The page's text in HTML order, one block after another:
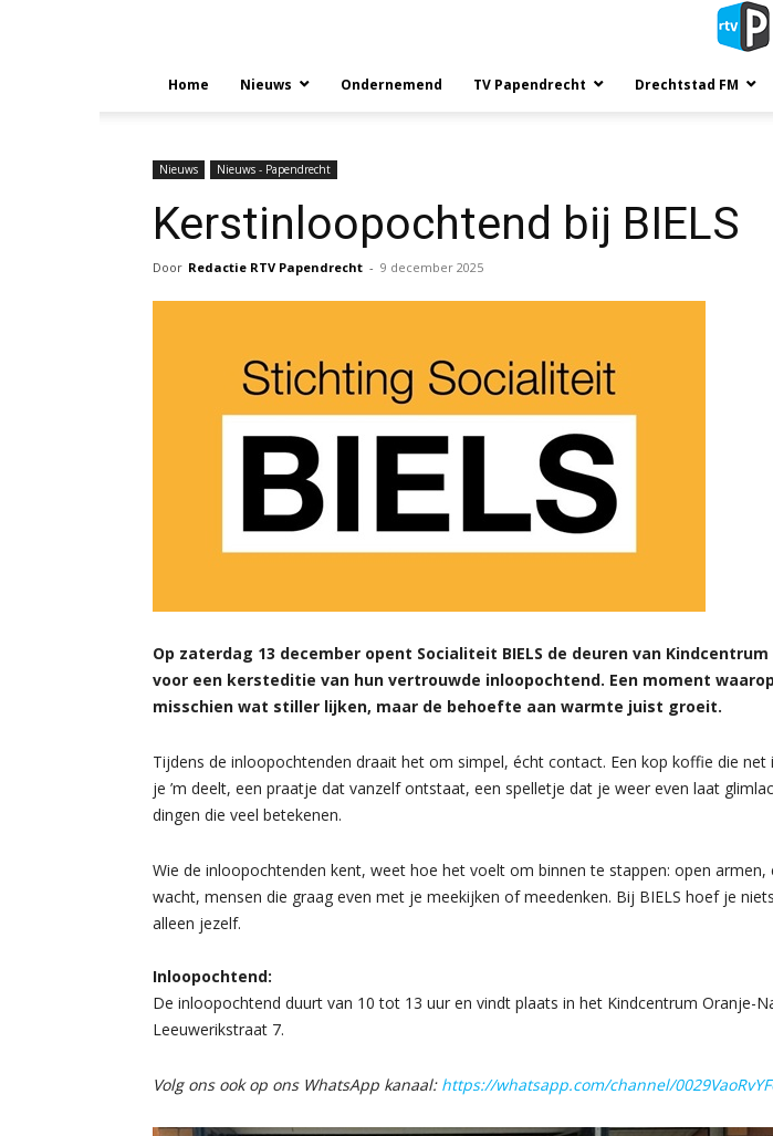
Home Nieuws Ondernemend TV Papendrecht Drechtstad FM
Nieuws Nieuws - Papendrecht
Kerstinloopochtend bij BIELS
Door Redactie RTV Papendrecht - 9 december 2025
Op zaterdag 13 december opent Socialiteit BIELS de deuren van
voor een kersteditie van hun vertrouwde inloopochtend. Een moment
misschien wat stiller lijken, maar de behoefte aan warmte juist groeit.
Tijdens de inloopochtenden draait het om simpel, écht contact. Een kop koffie die net
je ’m deelt, een praatje dat vanzelf ontstaat, een spelletje dat je weer even laat
dingen die veel betekenen.
Wie de inloopochtenden kent, weet hoe het voelt om binnen te stappen: open armen,
wacht, mensen die graag even met je meekijken of meedenken. Bij BIELS hoef je
alleen jezelf.
Inloopochtend:
De inloopochtend duurt van 10 tot 13 uur en vindt plaats in het Kindcentrum Oranje-
Leeuwerikstraat 7.
Volg ons ook op ons WhatsApp kanaal: https://whatsapp.com/channel/